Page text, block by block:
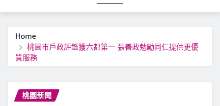
Home
桃園市戶政評鑑獲六都第一 張善政勉勵同仁提供更優
質服務
桃園新聞